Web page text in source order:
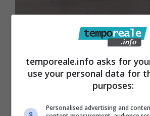
Castelforte / Benefit
al Comune, il Consiglio di
chiede l’intervento della
11
temporeale.info asks for
use your personal data for
purposes:
Personalised advertising and